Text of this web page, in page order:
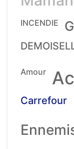
INCENDIE
Amour
Carrefour